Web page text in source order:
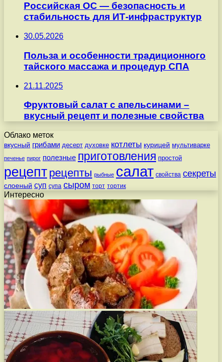
Российская ОС — безопасность и
стабильность для ИТ-инфраструктур
30.05.2026
Польза и особенности традиционного
тайского массажа и процедур СПА
21.11.2025
Фруктовый салат с апельсинами –
вкусный рецепт и полезные свойства
Облако меток
вкусный грибами десерт духовке котлеты курицей мультиварке
печенье пирог полезные приготовления простой
рецепт рецепты рыбные салат свойства секреты
слоеный суп супа сыром торт тортик
Интересно